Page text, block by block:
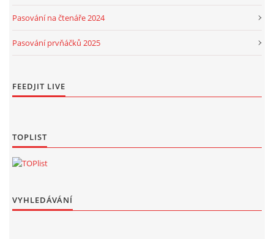
Pasování na čtenáře 2024
Pasování prvňáčků 2025
FEEDJIT LIVE
TOPLIST
VYHLEDÁVÁNÍ